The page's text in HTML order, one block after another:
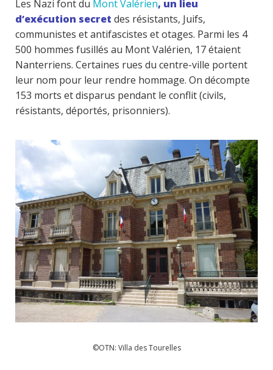
Les Nazi font du Mont Valérien, un lieu
d’exécution secret des résistants, Juifs,
communistes et antifascistes et otages. Parmi les 4
500 hommes fusillés au Mont Valérien, 17 étaient
Nanterriens. Certaines rues du centre-ville portent
leur nom pour leur rendre hommage. On décompte
153 morts et disparus pendant le conflit (civils,
résistants, déportés, prisonniers).
©OTN: Villa des Tourelles